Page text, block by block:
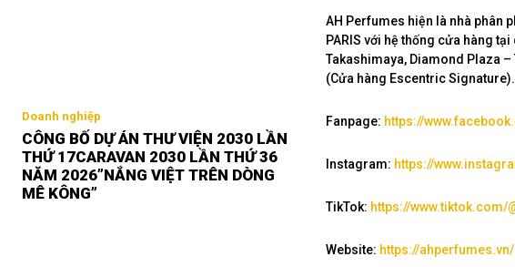
Doanh nghiệp
CÔNG BỐ DỰ ÁN THƯ VIỆN 2030 LẦN
THỨ 17CARAVAN 2030 LẦN THỨ 36
NĂM 2026”NẮNG VIỆT TRÊN DÒNG
MÊ KÔNG”
AH Perfumes hiện là nhà phân
PARIS với hệ thống cửa hàng
Takashimaya, Diamond Plaza –
(Cửa hàng Escentric Signature).
Fanpage: https://
Instagram: https://
TikTok: https://www.tiktok.com/
Website: https://ahperfumes.vn/